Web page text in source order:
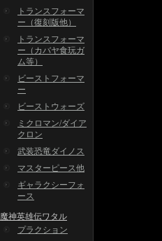
トランスフォーマ
ー（復刻版他）
トランスフォーマ
ー（カバヤ食玩ガ
ム等）
ビーストフォーマ
ー
ビーストウォーズ
ミクロマン/ダイア
クロン
武装恐竜ダイノス
マスターピース他
ギャラクシーフォ
ース
魔神英雄伝ワタル
プラクション